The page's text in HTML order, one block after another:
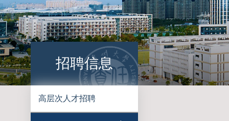
招聘信息
高层次人才招聘